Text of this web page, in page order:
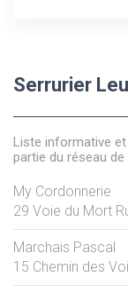
Serrurier
Liste informative
partie du réseau
My Cordonnerie
29 Voie du Mort
Marchais Pascal
15 Chemin des